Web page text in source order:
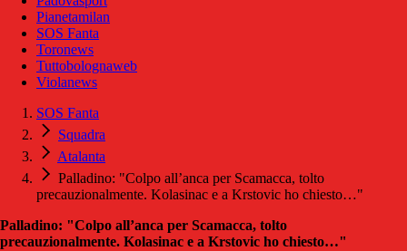
Pianetamilan
SOS Fanta
Toronews
Tuttobolognaweb
Violanews
SOS Fanta
Squadra
Atalanta
Palladino: "Colpo all’anca per Scamacca, tolto
precauzionalmente. Kolasinac e a Krstovic ho chiesto…"
Palladino: "Colpo all’anca per Scamacca, tolto
precauzionalmente. Kolasinac e a Krstovic ho chiesto…"